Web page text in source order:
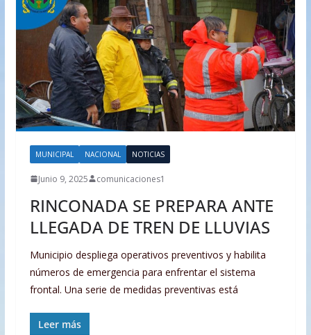
MUNICIPAL NACIONAL NOTICIAS
Junio 9, 2025 comunicaciones1
RINCONADA SE PREPARA ANTE
LLEGADA DE TREN DE LLUVIAS
Municipio despliega operativos preventivos y habilita
números de emergencia para enfrentar el sistema
frontal. Una serie de medidas preventivas está
Leer más